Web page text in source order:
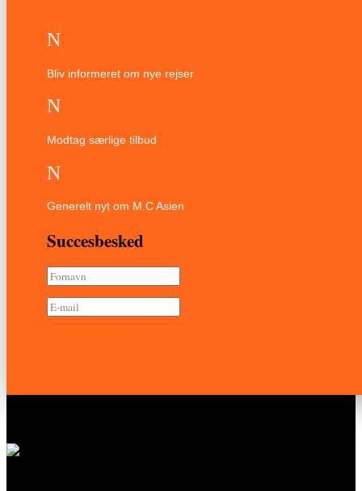
N
Bliv informeret om nye rejser
N
Modtag særlige tilbud
N
Generelt nyt om M.C Asien
Succesbesked